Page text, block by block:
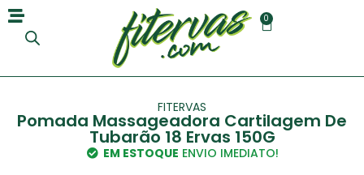
0
FITERVAS
Pomada Massageadora Cartilagem De
Tubarão 18 Ervas 150G
EM ESTOQUE ENVIO IMEDIATO!